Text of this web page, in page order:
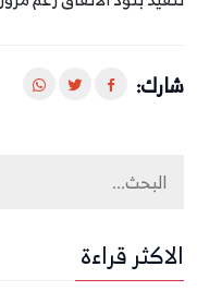
شارك:
الاكثر قراءة